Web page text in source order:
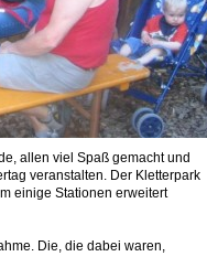
allen viel Spaß gemacht und
veranstalten. Der Kletterpark
einige Stationen erweitert
Die, die dabei waren,